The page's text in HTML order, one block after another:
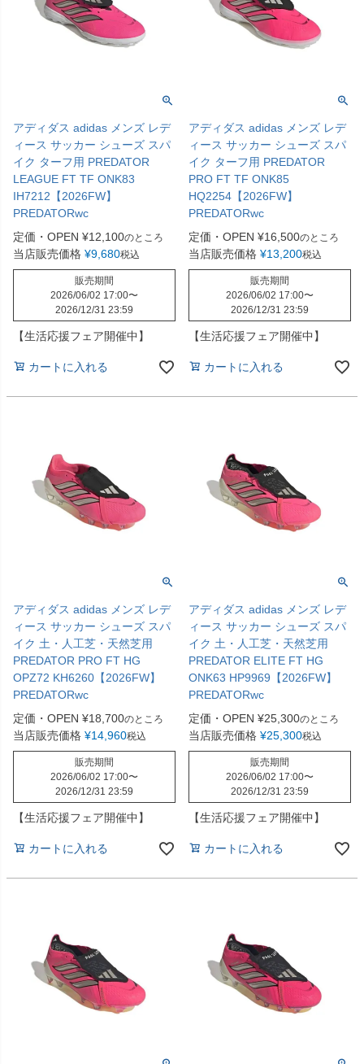
アディダス adidas メンズ レデ
ィース サッカー シューズ スパ
イク ターフ用 PREDATOR
LEAGUE FT TF ONK83
IH7212【2026FW】
PREDATORwc
定価・OPEN ¥12,100のところ
当店販売価格 ¥9,680税込
販売期間
2026/06/02 17:00〜
2026/12/31 23:59
【生活応援フェア開催中】
カートに入れる
アディダス adidas メンズ レデ
ィース サッカー シューズ スパ
イク ターフ用 PREDATOR
PRO FT TF ONK85
HQ2254【2026FW】
PREDATORwc
定価・OPEN ¥16,500のところ
当店販売価格 ¥13,200税込
販売期間
2026/06/02 17:00〜
2026/12/31 23:59
【生活応援フェア開催中】
カートに入れる
アディダス adidas メンズ レデ
ィース サッカー シューズ スパ
イク 土・人工芝・天然芝用
PREDATOR PRO FT HG
OPZ72 KH6260【2026FW】
PREDATORwc
定価・OPEN ¥18,700のところ
当店販売価格 ¥14,960税込
販売期間
2026/06/02 17:00〜
2026/12/31 23:59
【生活応援フェア開催中】
カートに入れる
アディダス adidas メンズ レデ
ィース サッカー シューズ スパ
イク 土・人工芝・天然芝用
PREDATOR ELITE FT HG
ONK63 HP9969【2026FW】
PREDATORwc
定価・OPEN ¥25,300のところ
当店販売価格 ¥25,300税込
販売期間
2026/06/02 17:00〜
2026/12/31 23:59
【生活応援フェア開催中】
カートに入れる